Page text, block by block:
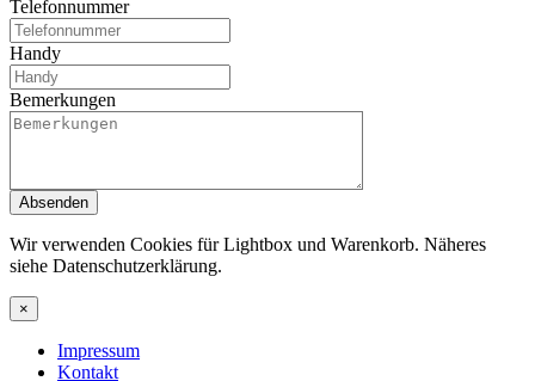
Telefonnummer
Handy
Bemerkungen
Absenden
Wir verwenden Cookies für Lightbox und Warenkorb. Näheres
siehe Datenschutzerklärung.
×
Impressum
Kontakt